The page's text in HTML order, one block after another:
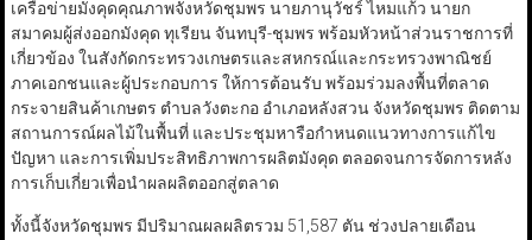
เครือข่ายมังคุดคุณภาพจังหวัดชุมพร นายภานุวัชร์ ไหมแก้ว นายก
สมาคมผู้ส่งออกมังคุด ทุเรียน จันทบุรี-ชุมพร พร้อมหัวหน้าส่วนราชการที่
เกี่ยวข้อง ในสังกัดกระทรวงเกษตรและสหกรณ์และกระทรวงพาณิชย์
ภาคเอกชนและผู้ประกอบการ ให้การต้อนรับ พร้อมร่วมลงพื้นที่ตลาด
กระจายสินค้าเกษตร ตำบลวังตะกอ อำเภอหลังสวน จังหวัดชุมพร ติดตาม
สถานการณ์ผลไม้ในพื้นที่ และประชุมหารือกำหนดแนวทางการแก้ไข
ปัญหา และการเพิ่มประสิทธิภาพการผลิตมังคุด ตลอดจนการจัดการหลัง
การเก็บเกี่ยวเพื่อนำผลผลิตออกสู่ตลาด
ทั้งนี้จังหวัดชุมพร มีปริมาณผลผลิตรวม 51,587 ตัน ช่วงปลายเดือน